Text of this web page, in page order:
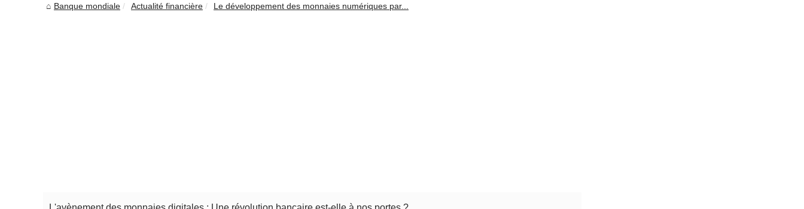
Banque mondiale Actualité financière Le développement des monnaies numériques par...